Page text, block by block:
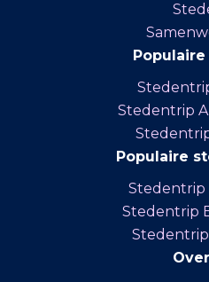
Stedentrip
Populaire
Stedentrip
Stedentrip